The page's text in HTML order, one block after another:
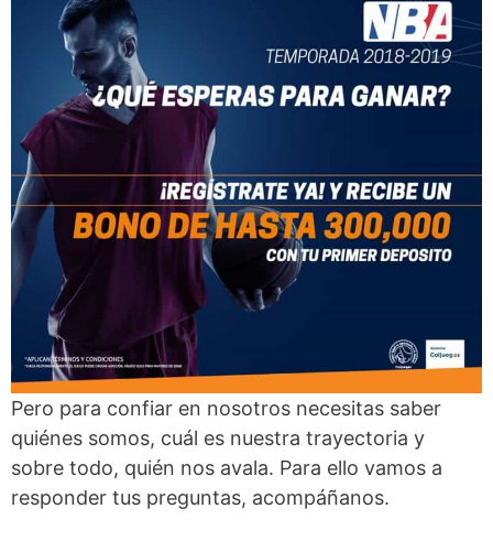
Pero para confiar en nosotros necesitas saber
quiénes somos, cuál es nuestra trayectoria y
sobre todo, quién nos avala. Para ello vamos a
responder tus preguntas, acompáñanos.